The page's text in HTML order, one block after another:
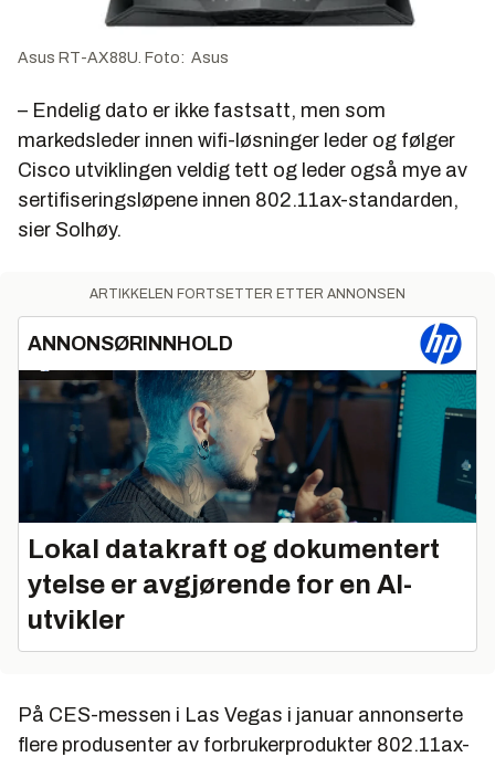
Asus RT-AX88U. Foto: Asus
– Endelig dato er ikke fastsatt, men som
markedsleder innen wifi-løsninger leder og følger
Cisco utviklingen veldig tett og leder også mye av
sertifiseringsløpene innen 802.11ax-standarden,
sier Solhøy.
ARTIKKELEN FORTSETTER ETTER ANNONSEN
ANNONSØRINNHOLD
Lokal datakraft og dokumentert
ytelse er avgjørende for en AI-
utvikler
På CES-messen i Las Vegas i januar annonserte
flere produsenter av forbrukerprodukter 802.11ax-